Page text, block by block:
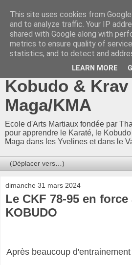
CKF 78-95 /
Ecole Arts
d'Adam
Kobudo & Krav
Maga/KMA
Ecole d'Arts Martiaux fondée par
pour apprendre le Karaté, le
Maga dans les Yvelines et dans le
dimanche 31 mars 2024
Le CKF 78-95 en force
KOBUDO
Après beaucoup
This site uses cookies from
and to analyze traffic. Your IP
shared with Google along with
metrics to ensure quality of
statistics, and to detect and
LEARN MORE